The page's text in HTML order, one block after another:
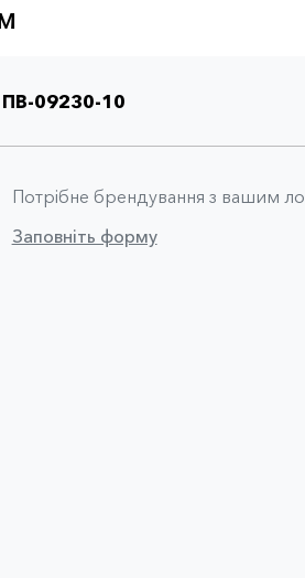
ПВ-09230-10
Потрібне брендування з вашим
Заповніть форму